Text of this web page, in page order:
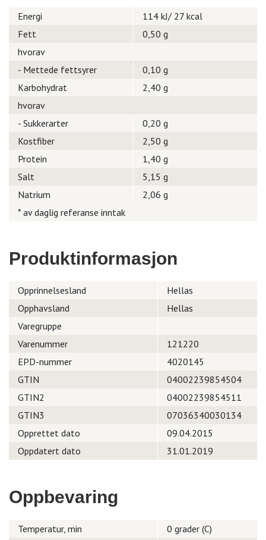
Energi
114 kJ/ 27 kcal
Fett
0,50 g
hvorav
- Mettede fettsyrer
0,10 g
Karbohydrat
2,40 g
hvorav
- Sukkerarter
0,20 g
Kostfiber
2,50 g
Protein
1,40 g
Salt
5,15 g
Natrium
2,06 g
* av daglig referanse inntak
Produktinformasjon
Opprinnelsesland
Hellas
Opphavsland
Hellas
Varegruppe
Varenummer
121220
EPD-nummer
4020145
GTIN
04002239854504
GTIN2
04002239854511
GTIN3
07036340030134
Opprettet dato
09.04.2015
Oppdatert dato
31.01.2019
Oppbevaring
Temperatur, min
0 grader (C)